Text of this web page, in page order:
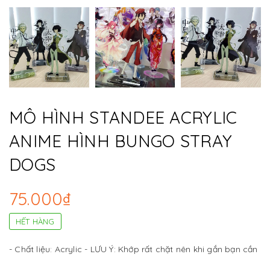
MÔ HÌNH STANDEE ACRYLIC
ANIME HÌNH BUNGO STRAY
DOGS
75.000₫
HẾT HÀNG
- Chất liệu: Acrylic - LƯU Ý: Khớp rất chặt nên khi gắn bạn cần